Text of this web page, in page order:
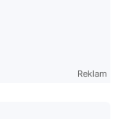
Reklam